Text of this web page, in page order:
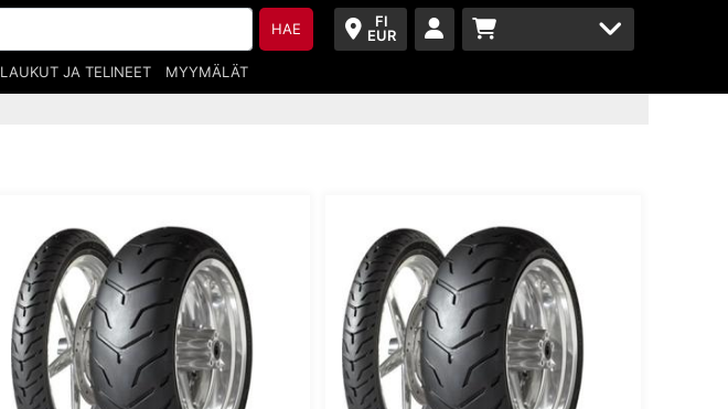
FI
EUR
HAE
LAUKUT JA TELINEET MYYMÄLÄT